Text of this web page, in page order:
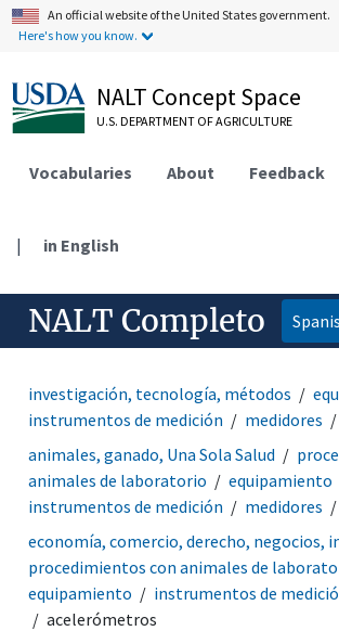
An official website of the United States government.
Here's how you know.
NALT Concept Space
U.S. DEPARTMENT OF AGRICULTURE
Vocabularies About Feedback
| in English
NALT Completo
investigación, tecnología, métodos
instrumentos de medición
medidores
animales, ganado, Una Sola Salud
animales de laboratorio
equipamiento
instrumentos de medición
medidores
economía, comercio, derecho, negocios,
procedimientos con animales de
equipamiento
instrumentos de
acelerómetros